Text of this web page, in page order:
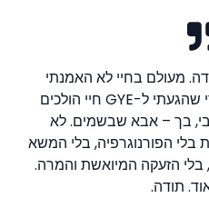
מעולם בחיי לא האמנתי
שתהיה לי תקווה, והנה אחרי שהגעתי ל-GYE חיי הולכים
בי, בך – אבא שבשמים. לא
בלי הפורנוגרפיה, בלי המשא
הזעקה המיואשת והמרה.
תודה.